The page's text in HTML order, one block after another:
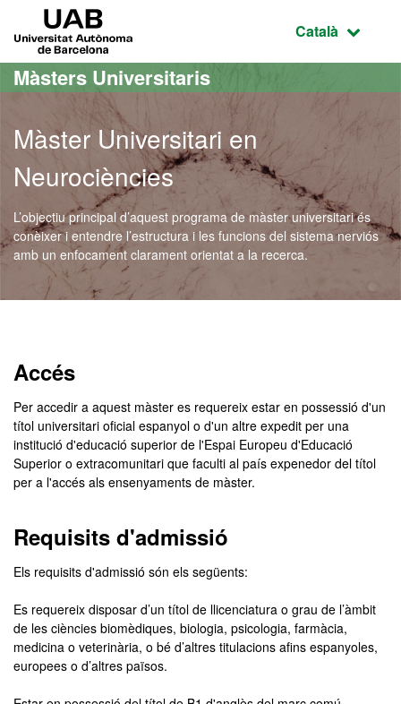
Ves al contingut principal
Ves a la navegació de la pàgina
Idioma
Català
Màsters Universitaris
Màster Universitari en
Neurociències
L’objectiu principal d’aquest programa de màster universitari és
conèixer i entendre l’estructura i les funcions del sistema nerviós
amb un enfocament clarament orientat a la recerca.
Accés
Per accedir a aquest màster es requereix estar en possessió d'un
títol universitari oficial espanyol o d'un altre expedit per una
institució d'educació superior de l'Espai Europeu d'Educació
Superior o extracomunitari que faculti al país expenedor del títol
per a l'accés als ensenyaments de màster.
Requisits d'admissió
Els requisits d'admissió són els següents:
Es requereix disposar d’un títol de llicenciatura o grau de l’àmbit
de les ciències biomèdiques, biologia, psicologia, farmàcia,
medicina o veterinària, o bé d’altres titulacions afins espanyoles,
europees o d’altres països.